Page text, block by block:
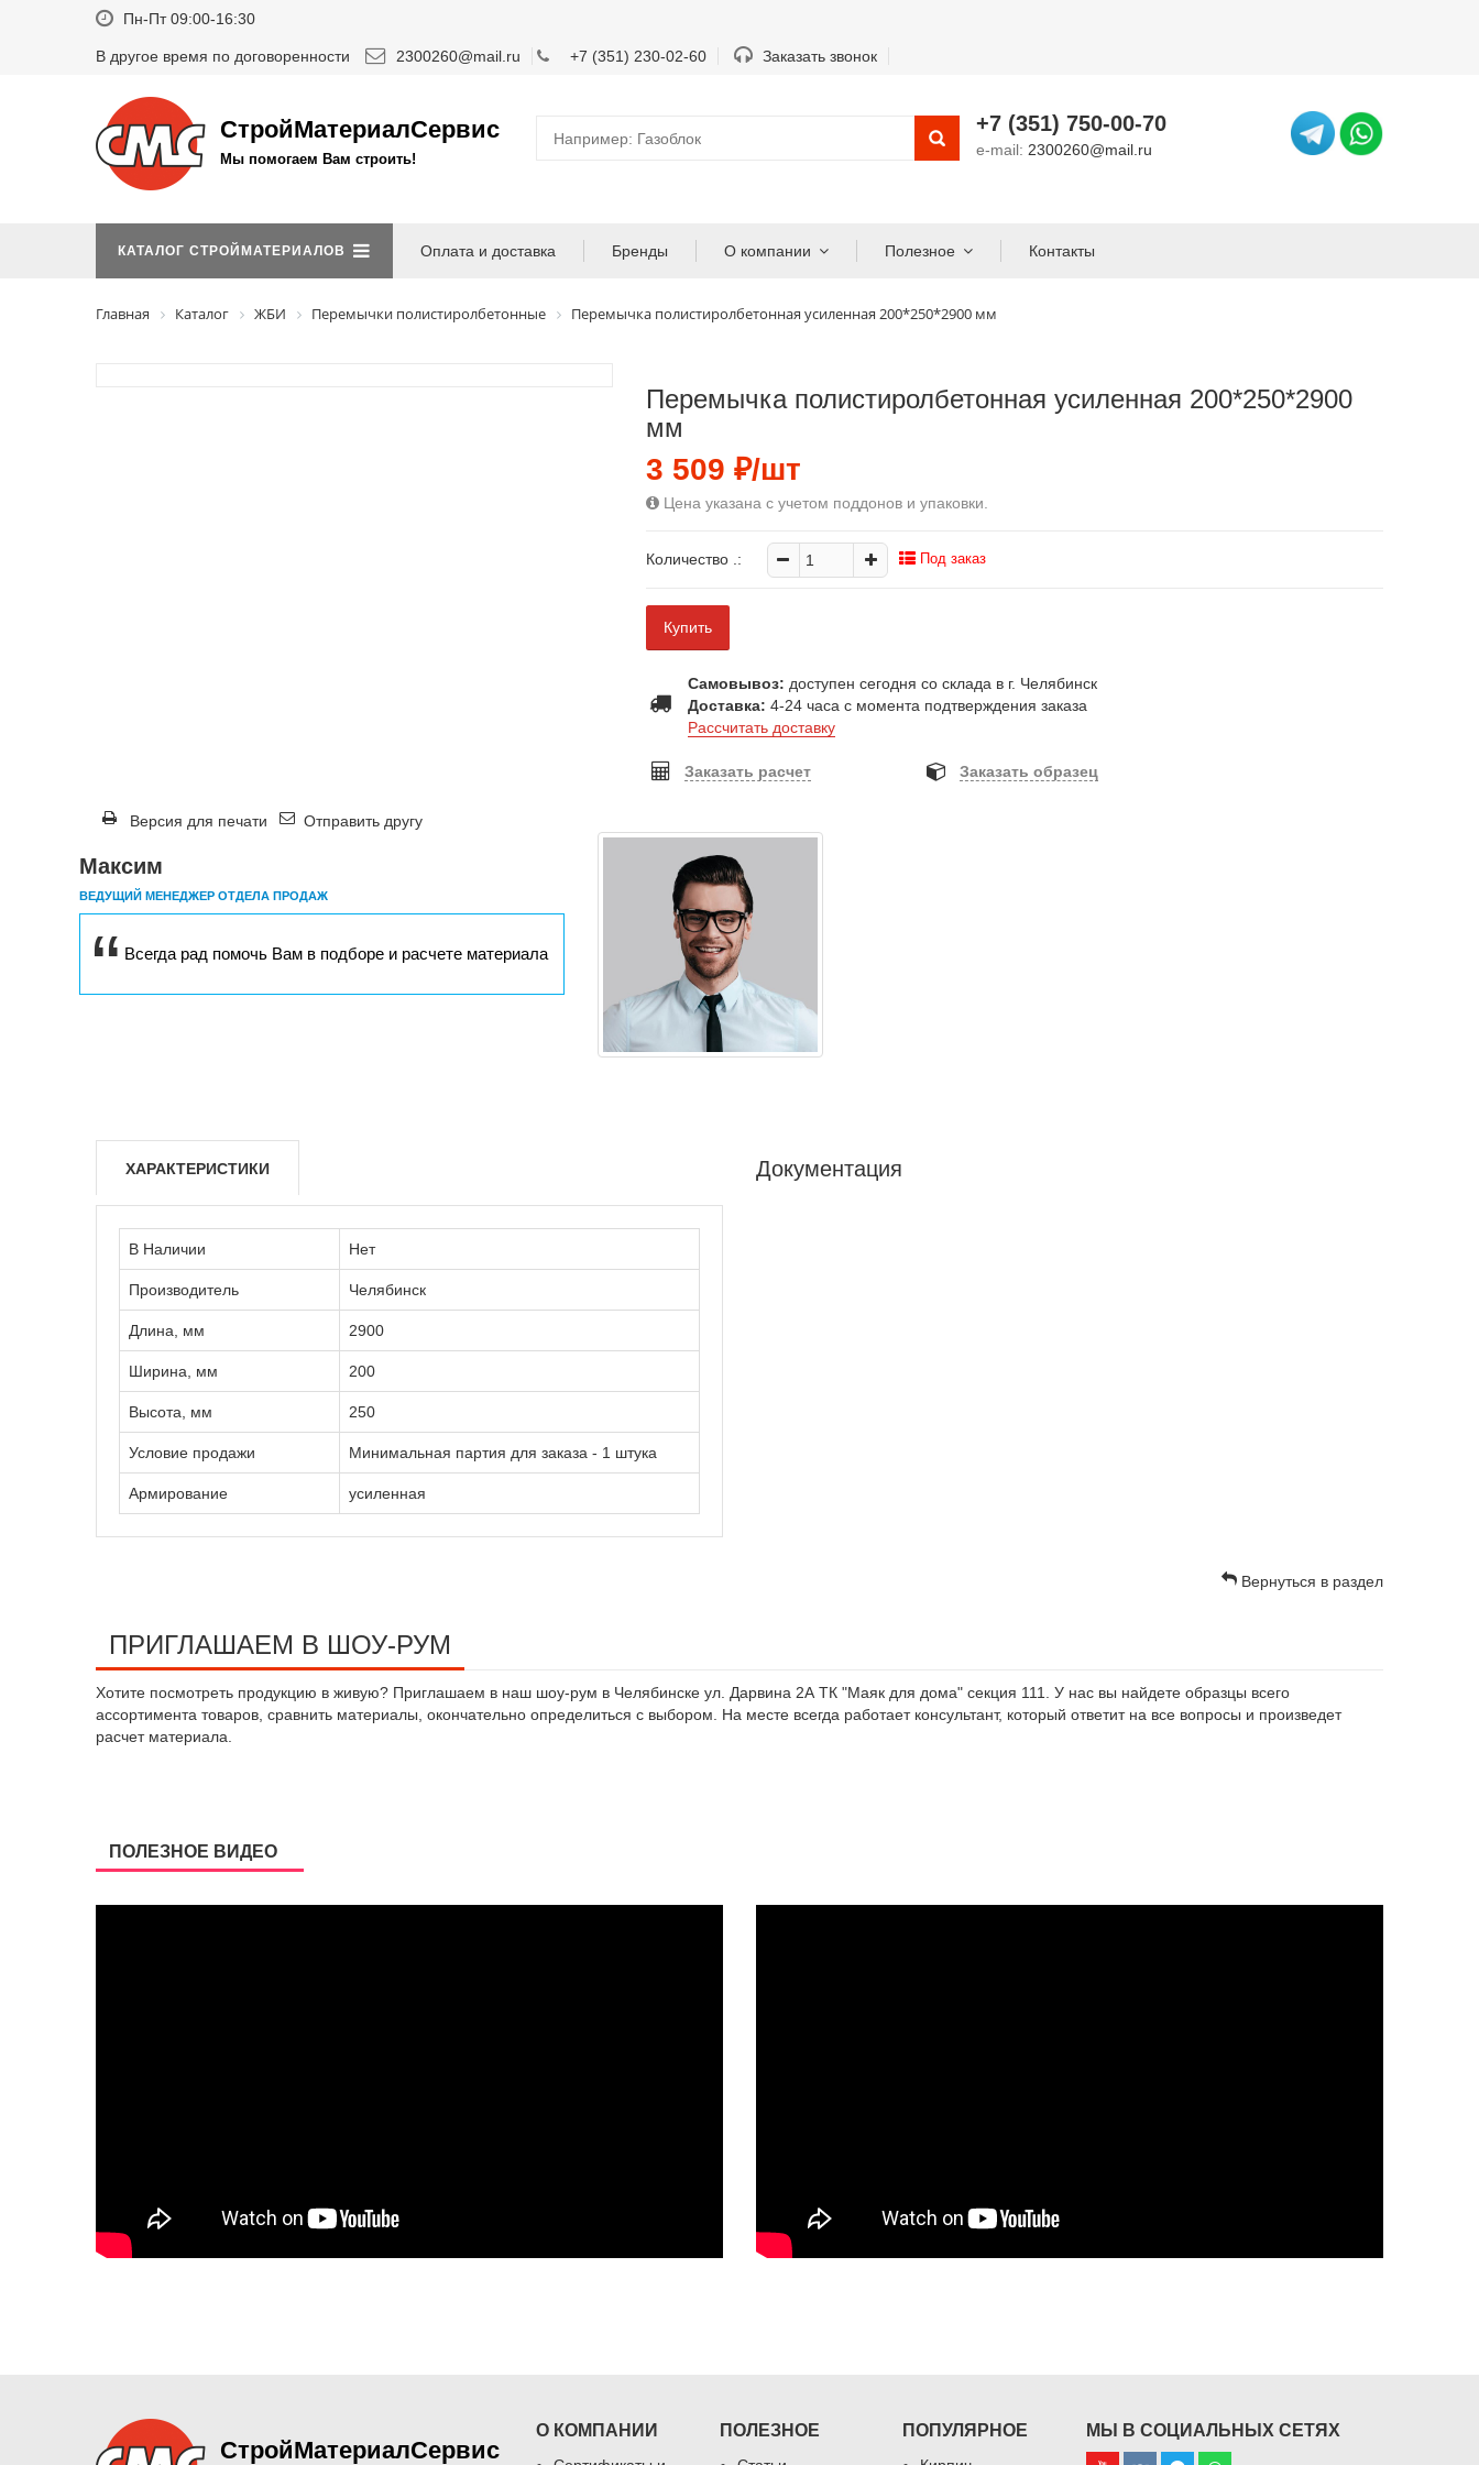
Пн-Пт 09:00-16:30
В другое время по договоренности 2300260@mail.ru +7 (351) 230-02-60 Заказать звонок
СтройМатериалСервис
Мы помогаем Вам строить!
+7 (351) 750-00-70
e-mail: 2300260@mail.ru
КАТАЛОГ СТРОЙМАТЕРИАЛОВ Оплата и доставка Бренды О компании Полезное Контакты
Главная Каталог ЖБИ Перемычки полистиролбетонные Перемычка полистиролбетонная усиленная 200*250*2900 мм
Перемычка полистиролбетонная усиленная 200*250*2900
мм
3 509 ₽/шт
Цена указана с учетом поддонов и упаковки.
Количество .: Под заказ
Купить
Самовывоз: доступен сегодня со склада в г. Челябинск
Доставка: 4-24 часа с момента подтверждения заказа
Рассчитать доставку
Заказать расчет Заказать образец
Версия для печати Отправить другу
Максим
ВЕДУЩИЙ МЕНЕДЖЕР ОТДЕЛА ПРОДАЖ
Всегда рад помочь Вам в подборе и расчете материала
ХАРАКТЕРИСТИКИ
В Наличии Нет
Производитель Челябинск
Длина, мм 2900
Ширина, мм 200
Высота, мм 250
Условие продажи Минимальная партия для заказа - 1 штука
Армирование усиленная
Документация
Вернуться в раздел
ПРИГЛАШАЕМ В ШОУ-РУМ
Хотите посмотреть продукцию в живую? Приглашаем в наш шоу-рум в Челябинске ул. Дарвина 2А ТК "Маяк для дома" секция 111. У нас вы найдете образцы всего
ассортимента товаров, сравнить материалы, окончательно определиться с выбором. На месте всегда работает консультант, который ответит на все вопросы и произведет
расчет материала.
ПОЛЕЗНОЕ ВИДЕО
СтройМатериалСервис
О КОМПАНИИ ПОЛЕЗНОЕ ПОПУЛЯРНОЕ МЫ В СОЦИАЛЬНЫХ СЕТЯХ